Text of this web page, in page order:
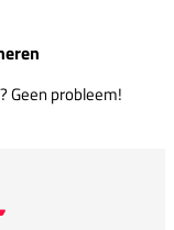
Geen probleem!